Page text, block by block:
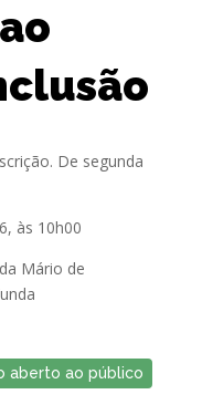
De segunda
às 10h00
Mário de
aberto ao público